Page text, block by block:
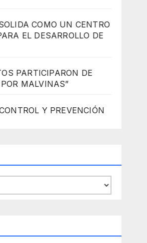
COMO UN CENTRO
EL DESARROLLO DE
PARTICIPARON DE
MALVINAS”
Y PREVENCIÓN